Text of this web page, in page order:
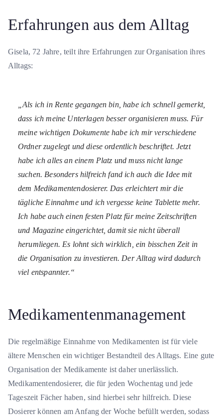
Erfahrungen aus dem Alltag
Gisela, 72 Jahre, teilt ihre Erfahrungen zur Organisation ihres
Alltags:
„Als ich in Rente gegangen bin, habe ich schnell gemerkt,
dass ich meine Unterlagen besser organisieren muss. Für
meine wichtigen Dokumente habe ich mir verschiedene
Ordner zugelegt und diese ordentlich beschriftet. Jetzt
habe ich alles an einem Platz und muss nicht lange
suchen. Besonders hilfreich fand ich auch die Idee mit
dem Medikamentendosierer. Das erleichtert mir die
tägliche Einnahme und ich vergesse keine Tablette mehr.
Ich habe auch einen festen Platz für meine Zeitschriften
und Magazine eingerichtet, damit sie nicht überall
herumliegen. Es lohnt sich wirklich, ein bisschen Zeit in
die Organisation zu investieren. Der Alltag wird dadurch
viel entspannter.“
Medikamentenmanagement
Die regelmäßige Einnahme von Medikamenten ist für viele
ältere Menschen ein wichtiger Bestandteil des Alltags. Eine gute
Organisation der Medikamente ist daher unerlässlich.
Medikamentendosierer, die für jeden Wochentag und jede
Tageszeit Fächer haben, sind hierbei sehr hilfreich. Diese
Dosierer können am Anfang der Woche befüllt werden, sodass